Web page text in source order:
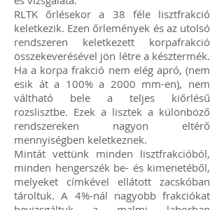
RLTK őrlésekor a 38 féle lisztfrakció
keletkezik. Ezen őrlemények és az utolsó
rendszeren keletkezett korpafrakció
összekeverésével jön létre a késztermék.
Ha a korpa frakció nem elég apró, (nem
esik át a 100% a 2000 mm-en), nem
váltható bele a teljes kiőrlésű
rozslisztbe. Ezek a lisztek a különböző
rendszereken nagyon eltérő
mennyiségben keletkeznek.
Mintát vettünk minden lisztfrakcióból,
minden hengerszék be- és kimenetéből,
melyeket címkével ellátott zacskóban
tároltuk. A 4%-nál nagyobb frakciókat